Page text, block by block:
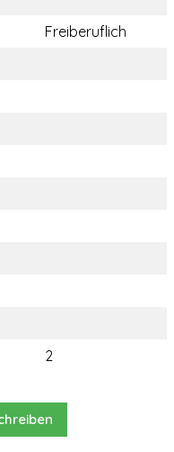
Freiberuflich
2